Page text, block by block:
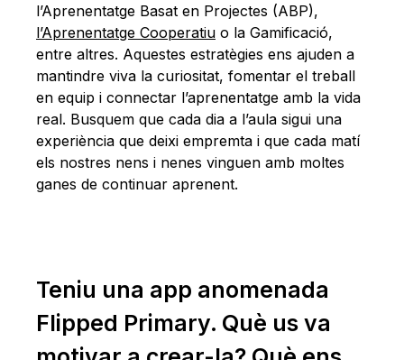
l’Aprenentatge Basat en Projectes (ABP),
l’Aprenentatge Cooperatiu o la Gamificació,
entre altres. Aquestes estratègies ens ajuden a
mantindre viva la curiositat, fomentar el treball
en equip i connectar l’aprenentatge amb la vida
real. Busquem que cada dia a l’aula sigui una
experiència que deixi empremta i que cada matí
els nostres nens i nenes vinguen amb moltes
ganes de continuar aprenent.
Teniu una app anomenada
Flipped Primary. Què us va